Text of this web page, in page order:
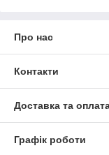
Про нас
Контакти
Доставка та
Графік роботи